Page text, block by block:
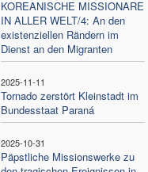
KOREANISCHE MISSIONARE
IN ALLER WELT/4: An den
existenziellen Rändern im
Dienst an den Migranten
2025-11-11
Tornado zerstört Kleinstadt im
Bundesstaat Paraná
2025-10-31
Päpstliche Missionswerke zu